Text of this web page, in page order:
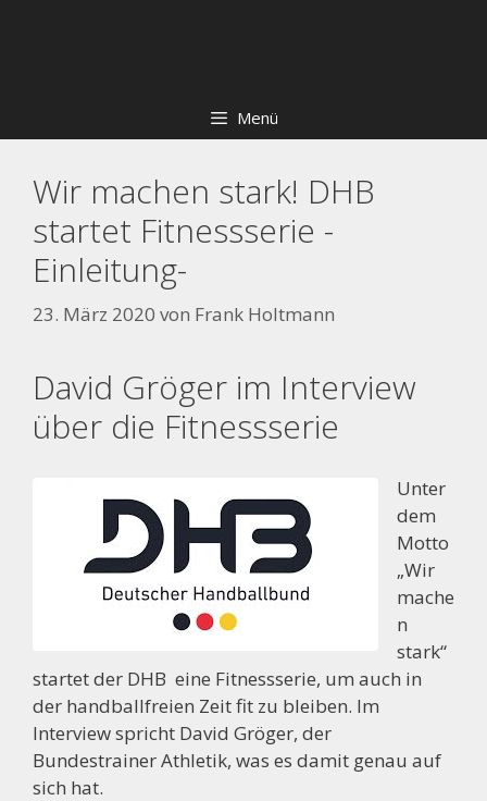
Menü
Wir machen stark! DHB
startet Fitnessserie -
Einleitung-
23. März 2020 von Frank Holtmann
David Gröger im Interview
über die Fitnessserie
Unter
dem
Motto
„Wir
mache
n
stark“
startet der DHB eine Fitnessserie, um auch in
der handballfreien Zeit fit zu bleiben. Im
Interview spricht David Gröger, der
Bundestrainer Athletik, was es damit genau auf
sich hat.